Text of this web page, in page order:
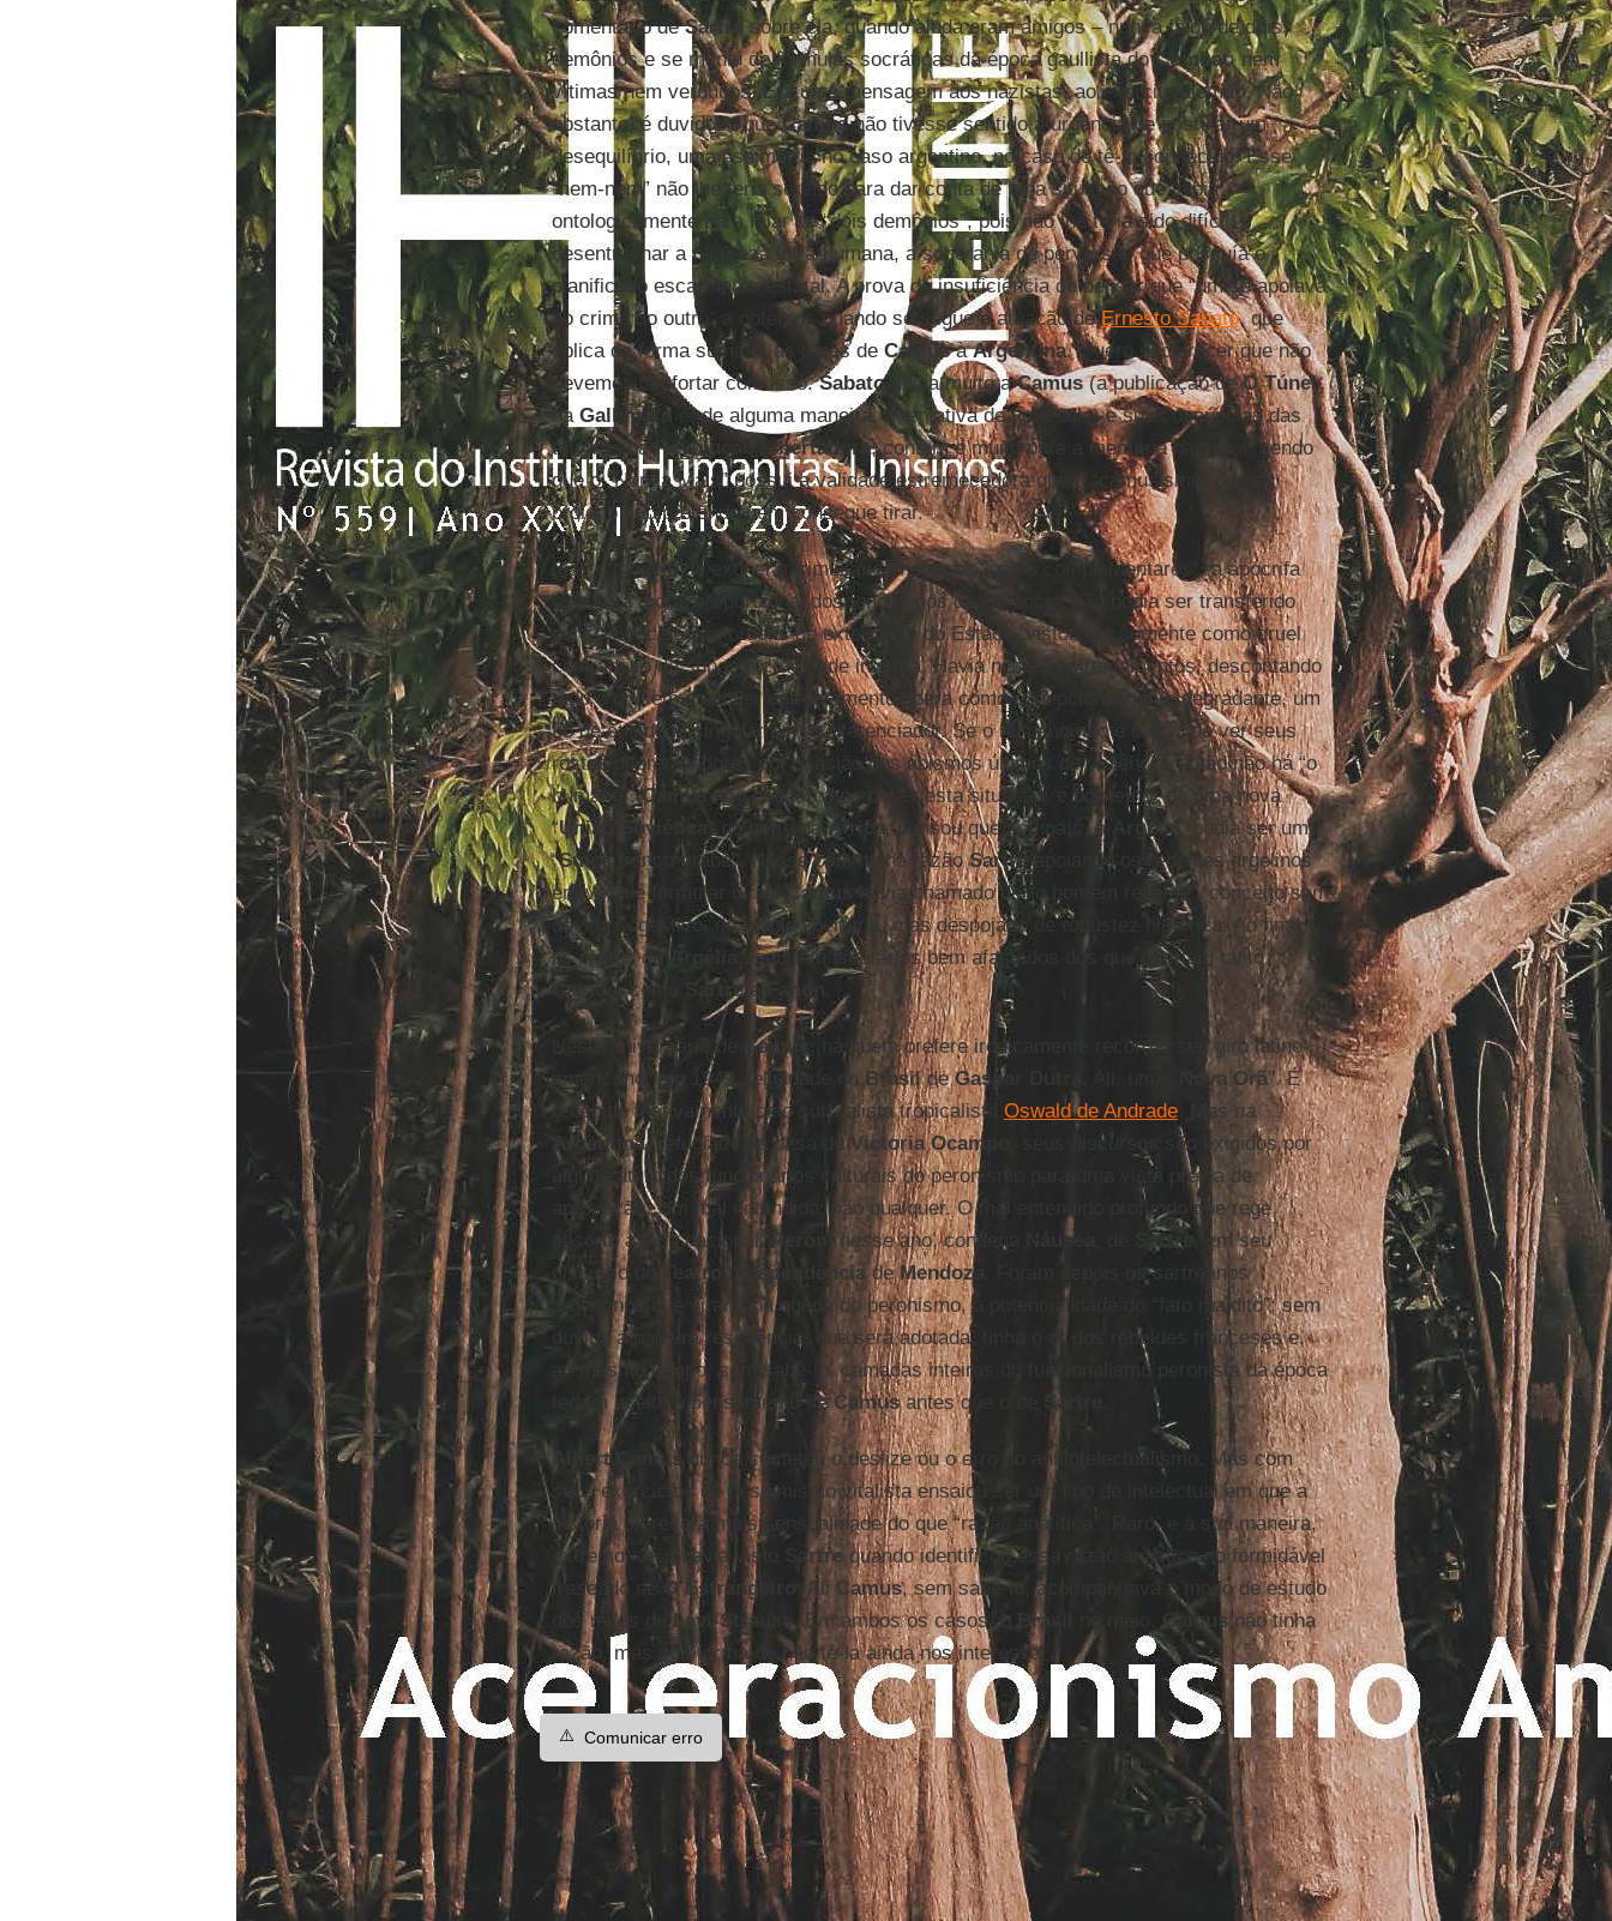
comentário deSartre sobre ela, quando ainda eram amigos – nunca falou de dois
demônios e se muniu de fórmulas socráticas da época gaullista doCombat: nem
vítimas nem verdugos. Era uma mensagem aos nazistas, ao exército alemão. Não
obstante, é duvidoso queCamusnão tivesse sentido a urgência de postular um
desequilíbrio, uma assimetria no caso argentino, no caso de tê-lo conhecido. Esse
“nem-nem” não lhe teria servido para dar conta de uma situação que inibia
ontologicamente para falar de “dois demônios”, pois não lhe teria sido difícil
desentranhar a natureza infra-humana, a soberania de perversão que possuía o
planificado escarmento estatal. A prova da insuficiência de pensar que “um se apoiava
no crime do outro” a obtemos quando se segue a atuação deErnesto Sabato, que
aplica de forma sumária as teses de CamusàArgentina. Quero esclarecer que não
devemos confortar com isso.Sabatodevia muito aCamus(a publicação deO Túnel
na Gallimard
e, de alguma maneira, a tentativa de um estilo) e suas denúncias das
torturas daRevolução Libertadora, contam e muito para a memória nacional, sendo
que o “Nunca Mais” possui a validade estremecedora que o “camusismo” de seu
prólogo não pretende nem consegue tirar.
Mas o modelo de exonerar simultaneamente os “pólos complementares”, a apócrifa
estrutura moral proporcional dos fenômenos de violência, não podia ser transferido
para as decisões e ordens de extermínio do Estado, vistos tão somente como cruel
contrapeso da suposta crueldade inversa. Havia nestes enfrentamentos, descontando
tudo o que em qualquer enfrentamento opera como excepcionalmente degradante, um
fio de eticidade singularmente diferenciador. Se o humano não é capaz de ver seus
rostos diferenciadores por ocasião dos abismos últimos de violência, então não há “o
humano”.Camusnão chegou a perceber esta situação, e por temor de uma nova
“União Soviética ” no norte daÁfrica, pensou que seu país, a Argélia
, podia ser uma
“Suíçafranco-árabe”. Nesse caso tinha razãoSartreapoiando os rebeldes argelinos
em vez de formular o que Camus
havia chamado de “o homem rebelde”, conceito sem
dúvida sugestivo, de índole libertária, mas despojado de robustez histórica. Ao final,
os rumos daArgélia
seguiram itinerários bem afastados dos que queriam tanto
Camus, como Sartree Fanon
Neste aniversário de Camus
, há quem prefere ironicamente recordar seu giro latino-
americano, em 1949: felicidade no BrasildeGaspar Dutra Nova Orã”. É
recebido festivamente pelo surrealista tropicalista Oswald de Andrade. Mas na
Argentina, refugiado na casa deVictoria Ocampo
, seus discursos são exigidos por
alguns aturdidos funcionários culturais do peronismo para uma vista prévia de
aprovação. Um mal entendido; não qualquer. O mal entendido profundo que rege
absorto a vida nacional. Perón , nesse ano, condena Náusea Sartre , em seu
discurso do
Teatro IndependênciadeMendoza
. Foram depois os sartreanos
argentinos que viram, na queda do peronismo, a potencialidade do “fato maldito”; sem
dúvida a palavra resistência, que será adotada, tinha o ar dos rebeldes franceses e,
ao mesmo tempo, sem sabê-lo, camadas inteiras do funcionalismo peronista da época
teriam aceito o pensamento deCamusantes que o de Sartre
Albert Camus
nunca cometeu o deslize ou o erro do antiintelectualismo. Mas com
seus exercícios de pessimismo vitalista ensaiou ser um tipo de intelectual em que a
história oferecera mais sensualidade do que “razão analítica”. Raro, e à sua maneira,
extremo. Já o havia visto
Sartrequando identificou essa razão analítica no formidável
fraseado de
O Estrangeiro . Ali Camus, sem sabê-lo, acompanhava o modo de estudo
dos mitos de Lévi-Strauss. Em ambos os casos, o Brasil Camusnão tinha
razão, mas sua forma de não tê-la ainda nos interessa.
⚠️ Comunicar erro